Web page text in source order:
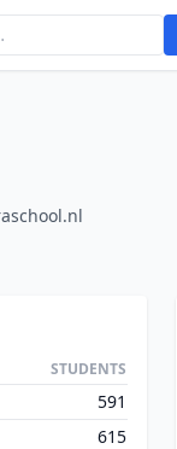
STUDENTS
591
615